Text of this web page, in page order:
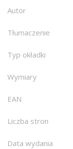
Autor
Tłumaczenie
Typ okładki
Wymiary
EAN
Liczba stron
Data wydania